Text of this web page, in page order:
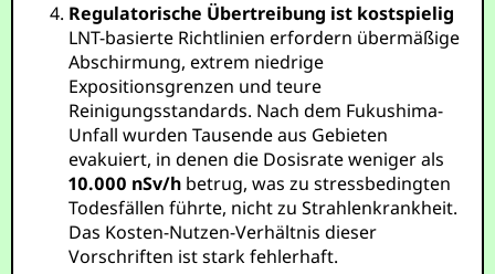
Regulatorische Übertreibung ist kostspielig
LNT-basierte Richtlinien erfordern übermäßige
Abschirmung, extrem niedrige
Expositionsgrenzen und teure
Reinigungsstandards. Nach dem Fukushima-
Unfall wurden Tausende aus Gebieten
evakuiert, in denen die Dosisrate weniger als
10.000 nSv/h betrug, was zu stressbedingten
Todesfällen führte, nicht zu Strahlenkrankheit.
Das Kosten-Nutzen-Verhältnis dieser
Vorschriften ist stark fehlerhaft.